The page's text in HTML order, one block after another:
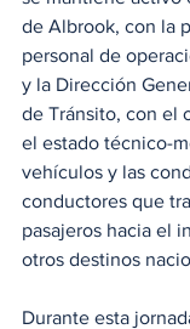
de Albrook, con la
personal de
y la Dirección
de Tránsito, con el
el estado técnico-
vehículos y las
conductores que
pasajeros hacia el
otros destinos
Durante esta